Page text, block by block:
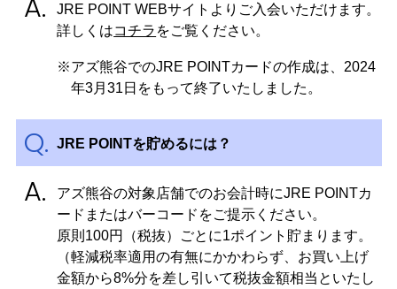
営業案内・アクセス
採用情報
イベントスケジュール
よくある質問
お問い合わせ
JRE POINT WEBサイトよりご入会いただけます。
詳しくはコチラ をご覧ください。
※アズ熊谷でのJRE POINTカードの作成は、2024
年3月31日をもって終了いたしました。
JRE POINTを貯めるには？
アズ熊谷の対象店舗でのお会計時にJRE POINTカ
ードまたはバーコードをご提示ください。
原則100円（税抜）ごとに1ポイント貯まります。
（軽減税率適用の有無にかかわらず、お買い上げ
金額から8%分を差し引いて税抜金額相当といたし